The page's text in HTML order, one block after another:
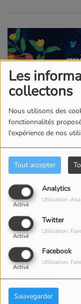
Les
collectons
Nous utilisons des
fonctionnalités
l'expérience de nos
Tout accepter
Analytics
Activé
Utilisation:
Twitter
Activé
Utilisation:
Facebook
Activé
Utilisation:
Sauvegarder
25 JUIN 2026 -
ÉCOUTER LE
Pour
ci
Vous